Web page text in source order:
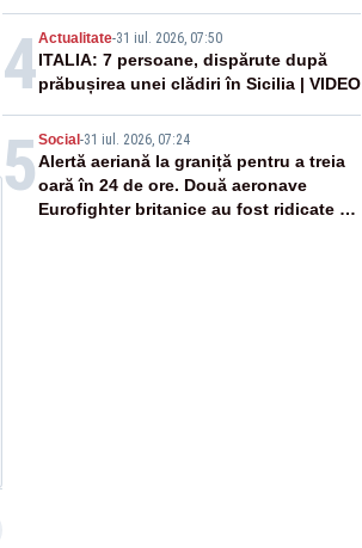
rachetă rusească
4Actualitate-31 iul. 2026, 07:50
ITALIA: 7 persoane, dispărute după
prăbușirea unei clădiri în Sicilia | VIDEO
5 Social -31 iul. 2026, 07:24
Alertă aeriană la graniță pentru a treia
oară în 24 de ore. Două aeronave
Eurofighter britanice au fost ridicate de